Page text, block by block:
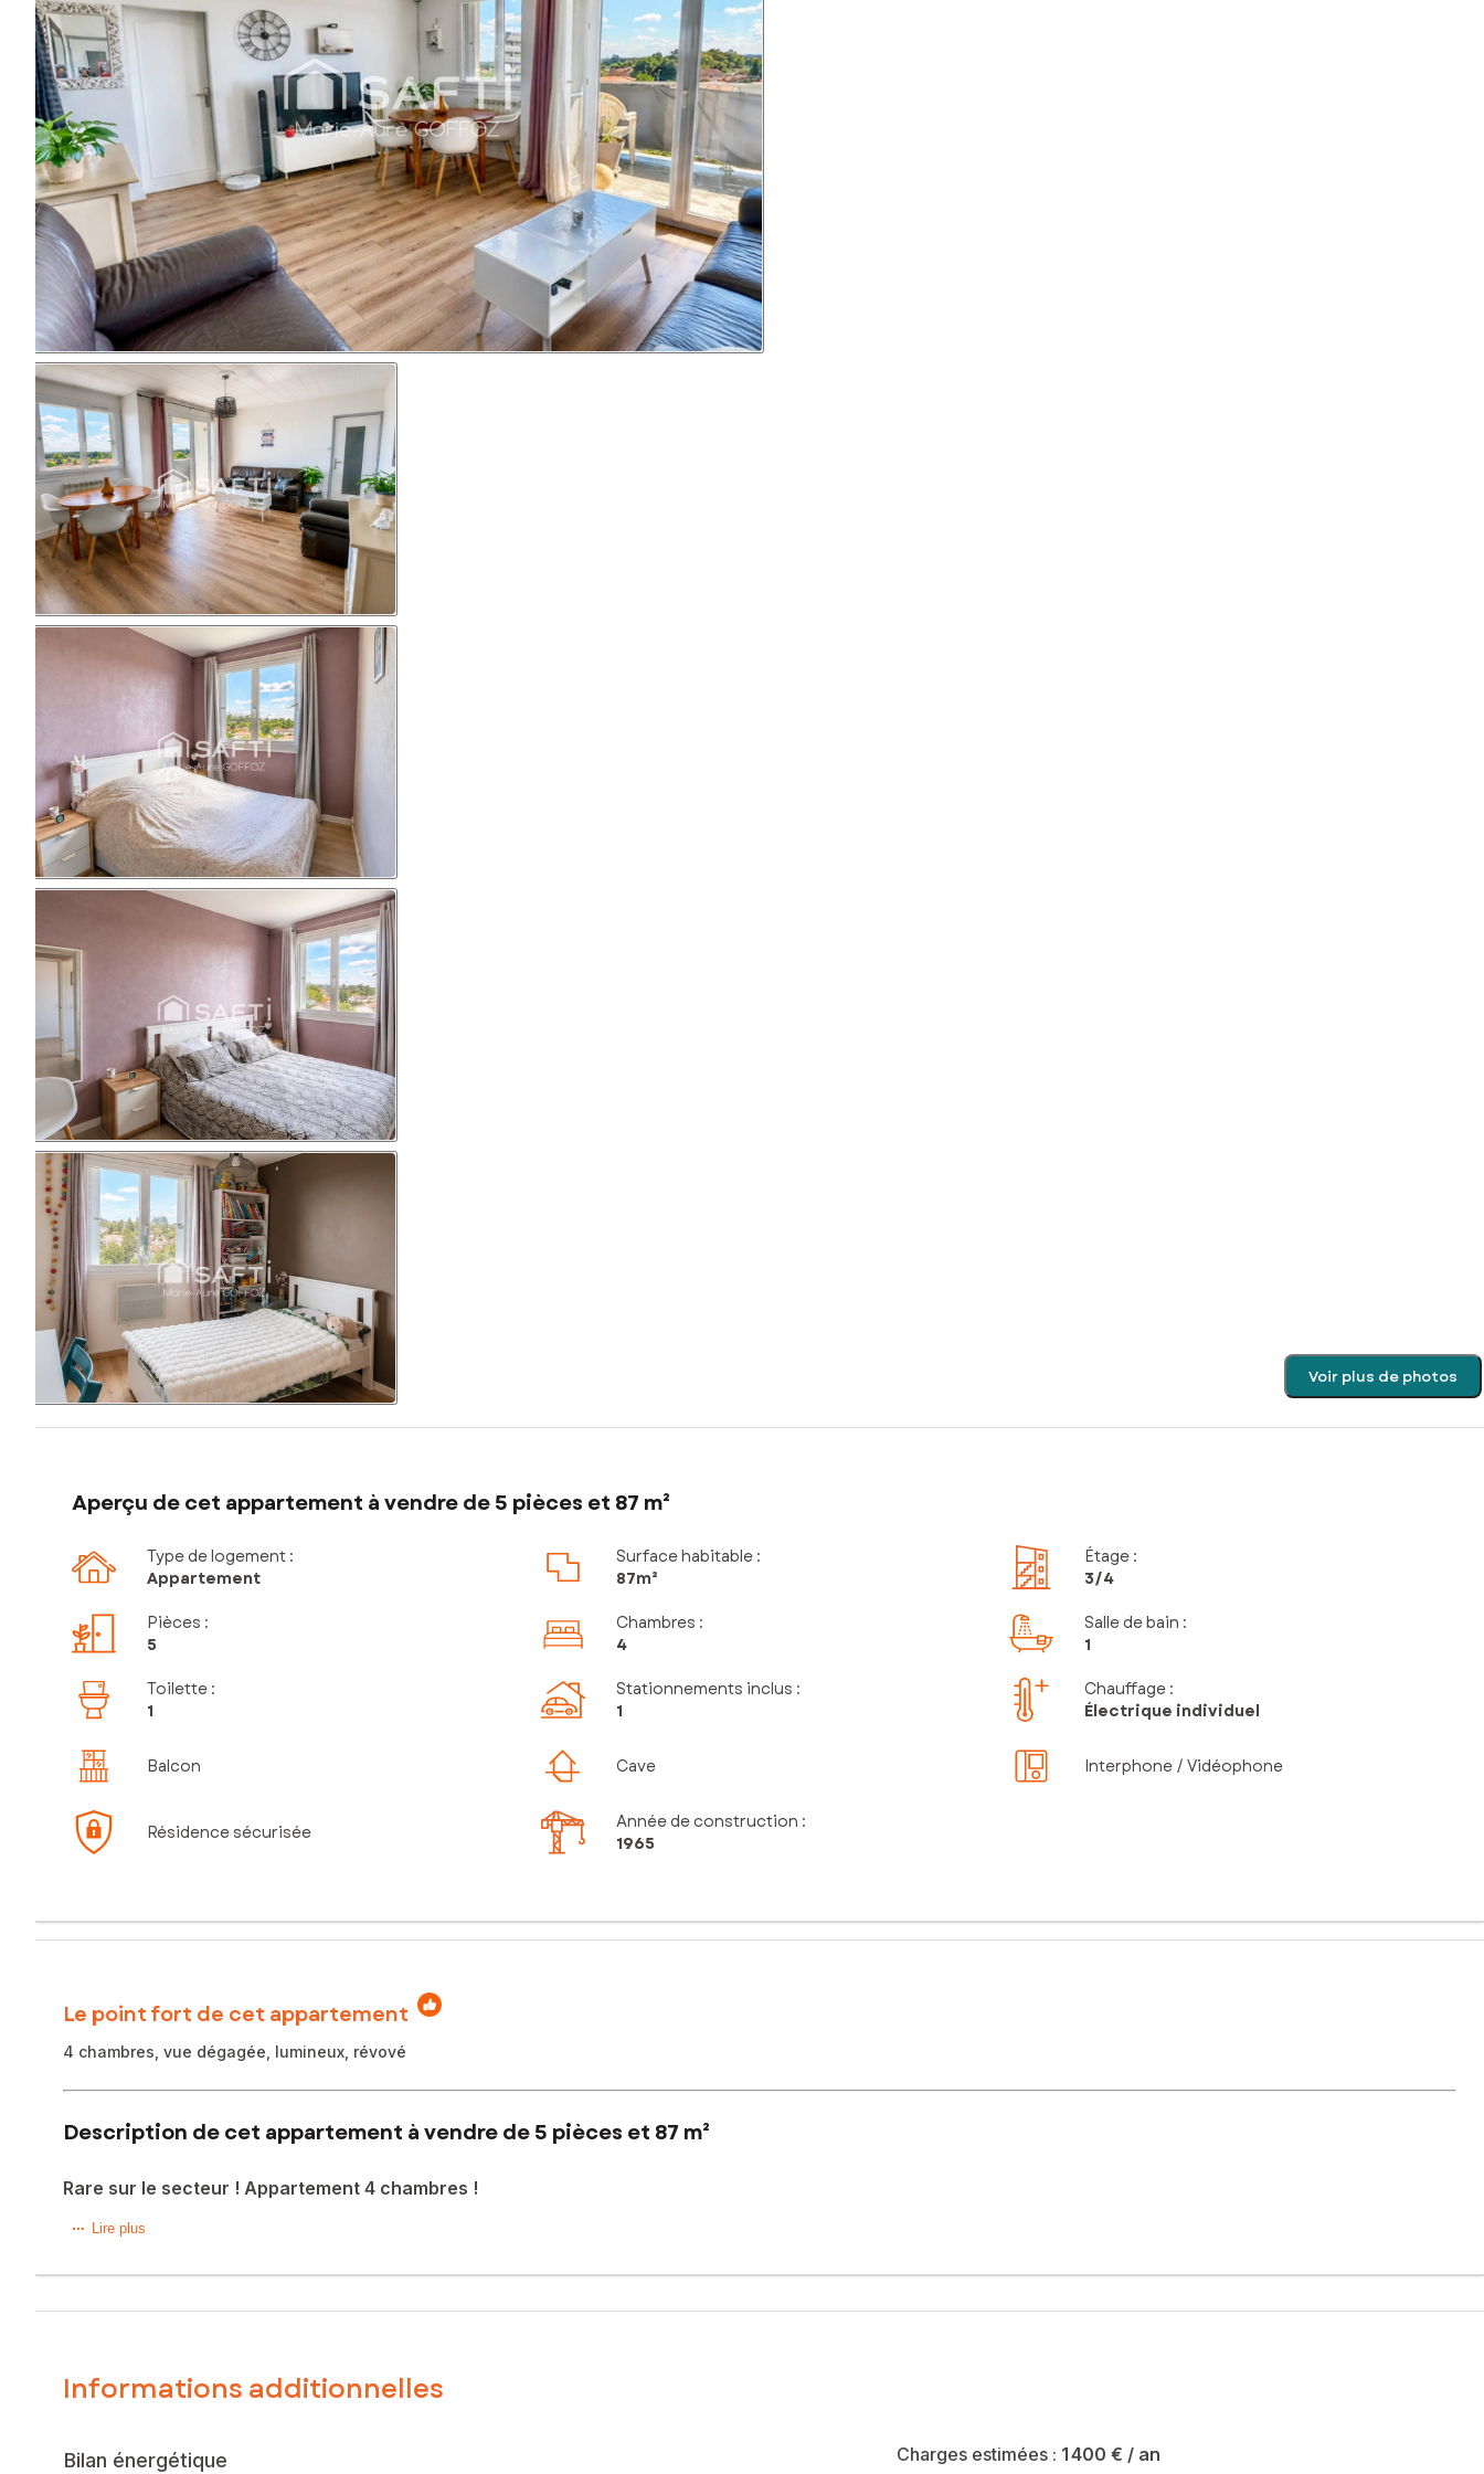
Voir plus de photos
Aperçu de cet appartement à vendre de 5 pièces et 87 m²
Type de logement :
Appartement
Surface habitable :
87m²
Étage :
3/4
Pièces :
5
Chambres :
4
Salle de bain :
1
Toilette :
1
Stationnements inclus :
1
Chauffage :
Électrique individuel
Balcon Cave Interphone / Vidéophone
Résidence sécurisée
Année de construction :
1965
Le point fort de cet appartement
4 chambres, vue dégagée, lumineux, révové
Description de cet appartement à vendre de 5 pièces et 87 m²
Rare sur le secteur ! Appartement 4 chambres !
Situé à seulement 600 m des commerces et des établissements scolaires et à 200 m de l’arrêt de bus 71, cette résidence bénéficie d’un environnement verdoyant et d’un cadre de vie
Lire plus
Informations additionnelles
Bilan énergétique Charges estimées : 1 400 € / an